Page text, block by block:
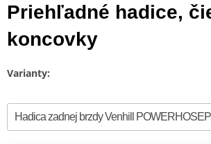
Priehľadné hadice,
koncovky
Varianty: